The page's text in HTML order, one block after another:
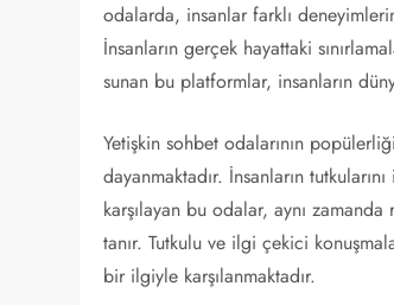
odalarda, insanlar farklı
İnsanların gerçek hayattaki
sunan bu platformlar, insanların
Yetişkin sohbet odalarının
dayanmaktadır. İnsanların
karşılayan bu odalar, aynı
tanır. Tutkulu ve ilgi çekici
bir ilgiyle karşılanmaktadır.